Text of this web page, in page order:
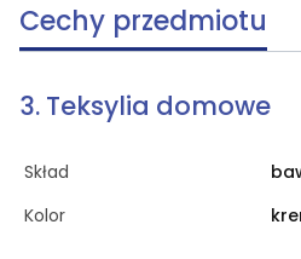
Cechy przedmiotu
3. Teksylia domowe
Skład
Kolor